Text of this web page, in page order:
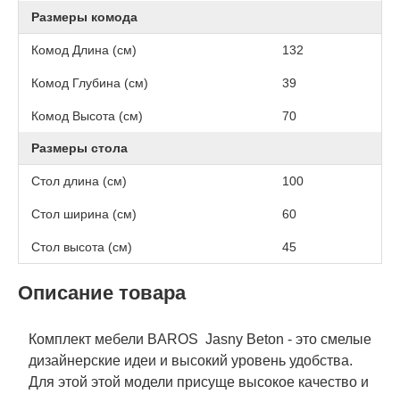
Размеры комода
Комод Длина (см) 132
Комод Глубина (см) 39
Комод Высота (см) 70
Размеры стола
Стол длина (см) 100
Стол ширина (см) 60
Стол высота (см) 45
Описание товара
Комплект мебели BAROS Jasny Beton - это смелые
дизайнерские идеи и высокий уровень удобства.
Для этой этой модели присуще высокое качество и